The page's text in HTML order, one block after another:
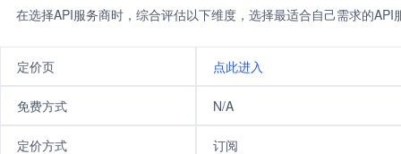
在选择API服务商时，综合评估以下维度，选择最适合自己需求的
定价页 点此进入
免费方式 N/A
定价方式 订阅